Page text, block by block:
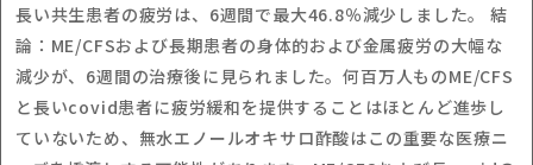
長い共生患者の疲労は、6週間で最大46.8％減少しました。 結
論：ME/CFSおよび長期患者の身体的および金属疲労の大幅な
減少が、6週間の治療後に見られました。何百万人ものME/CFS
と長いcovid患者に疲労緩和を提供することはほとんど進歩し
ていないため、無水エノールオキサロ酢酸はこの重要な医療ニ